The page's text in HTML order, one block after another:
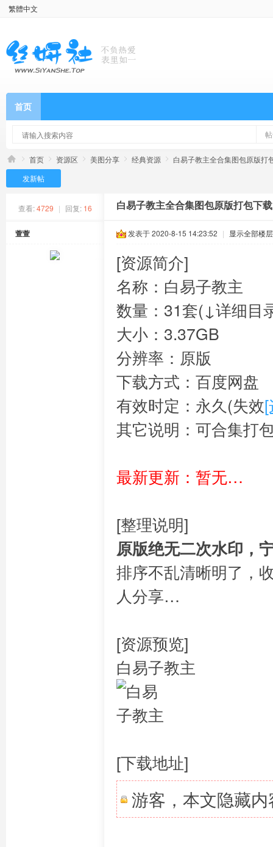
繁體中文
首页
首页 资源区 美图分享 经典资源
白易子教主全合集图包原版打
发新帖
查看: 4729 | 回复: 16 白易子教主全合集图包原版打包下
萱萱 发表于 2020-8-15 14:23:52 | 显示全部楼层
[资源简介]
名称：白易子教主
数量：31套(↓详细目
大小：3.37GB
分辨率：原版
下载方式：百度网盘
有效时定：永久(失效
其它说明：可合集打
最新更新：暂无…
[整理说明]
原版绝无二次水印，
排序不乱清晰明了，
人分享…
[资源预览]
白易子教主
[下载地址]
游客，本文隐藏内